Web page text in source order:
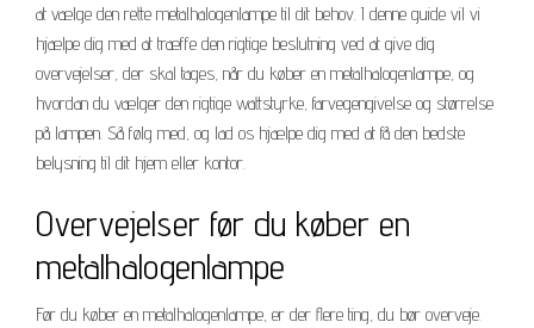
at vælge den rette metalhalogenlampe til dit behov. I denne guide vil vi
hjælpe dig med at træffe den rigtige beslutning ved at give dig
overvejelser, der skal tages, når du køber en metalhalogenlampe, og
hvordan du vælger den rigtige wattstyrke, farvegengivelse og størrelse
på lampen. Så følg med, og lad os hjælpe dig med at få den bedste
belysning til dit hjem eller kontor.
Overvejelser før du køber en
metalhalogenlampe
Før du køber en metalhalogenlampe, er der flere ting, du bør overveje.